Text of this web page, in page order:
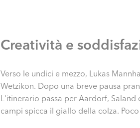
Creatività e
Verso le undici e mezzo, Lukas
Wetzikon. Dopo una breve pausa
L'itinerario passa per Aardorf,
campi spicca il giallo della colza.